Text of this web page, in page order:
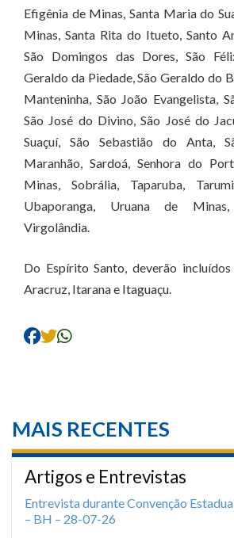
Efigênia de Minas, Santa Maria do
Minas, Santa Rita do Itueto, Santo
São Domingos das Dores, São
Geraldo da Piedade, São Geraldo do
Manteninha, São João Evangelista,
São José do Divino, São José do
Suaçuí, São Sebastião do Anta,
Maranhão, Sardoá, Senhora do
Minas, Sobrália, Taparuba,
Ubaporanga, Uruana de
Virgolândia.
Do Espírito Santo, deverão
Aracruz, Itarana e Itaguaçu.
MAIS RECENTES
Artigos e Entrevistas
Entrevista durante Convenção
– BH – 28-07-26